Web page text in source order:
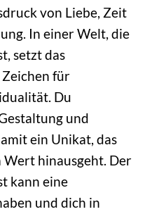
von Liebe, Zeit
In einer Welt, die
setzt das
Zeichen für
Du
und
ein Unikat, das
hinausgeht. Der
kann eine
und dich in